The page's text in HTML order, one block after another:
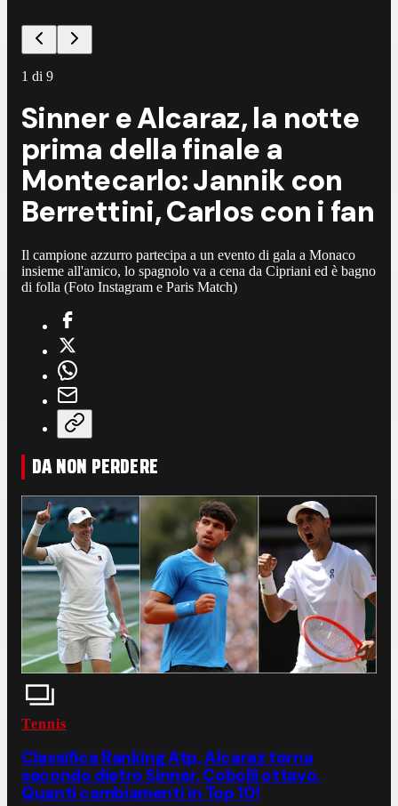
1 di 9
Sinner e Alcaraz, la notte
prima della finale a
Montecarlo: Jannik con
Berrettini, Carlos con i fan
Il campione azzurro partecipa a un evento di gala a Monaco
insieme all'amico, lo spagnolo va a cena da Cipriani ed è bagno
di folla (Foto Instagram e Paris Match)
DA NON PERDERE
Tennis
Classifica Ranking Atp, Alcaraz torna
secondo dietro Sinner, Cobolli ottavo.
Quanti cambiamenti in Top 10!